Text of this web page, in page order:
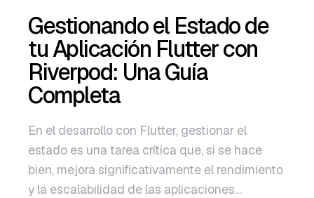
Español
Português
Gestionando el Estado de
tu Aplicación Flutter con
Riverpod: Una Guía
Completa
En el desarrollo con Flutter, gestionar el
estado es una tarea crítica que, si se hace
bien, mejora significativamente el rendimiento
y la escalabilidad de las aplicaciones…